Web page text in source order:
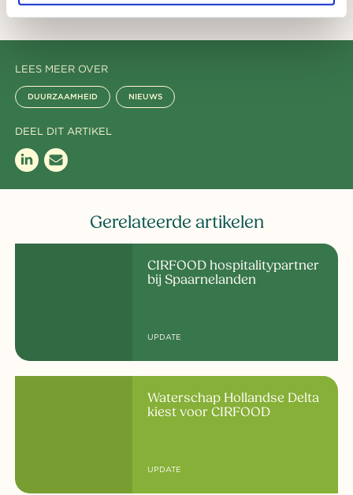
LEES MEER OVER
DUURZAAMHEID NIEUWS
DEEL DIT ARTIKEL
Gerelateerde artikelen
CIRFOOD hospitalitypartner
bij Spaarnelanden
UPDATE
Waterschap Hollandse Delta
kiest voor CIRFOOD
UPDATE